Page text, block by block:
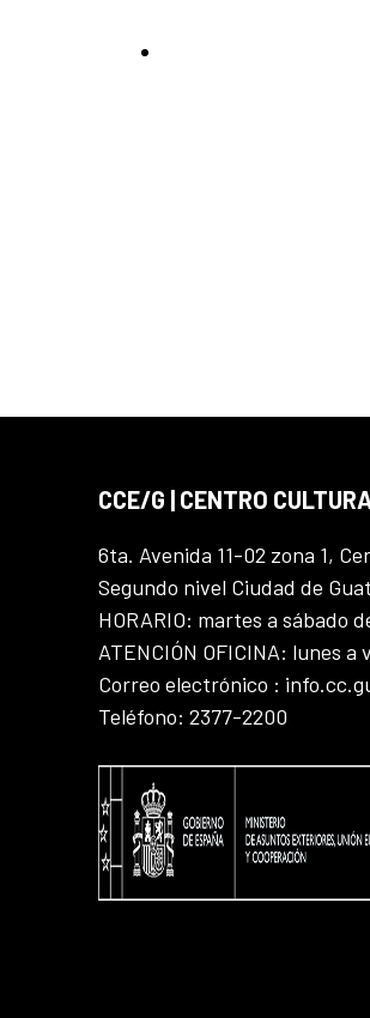
CCE/G | CENTRO
6ta. Avenida 11-02 zona 1,
Segundo nivel Ciudad de
HORARIO: martes a sábado
ATENCIÓN OFICINA: lunes
Correo electrónico :
Teléfono: 2377-2200